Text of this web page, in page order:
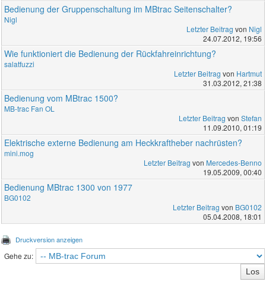
Bedienung der Gruppenschaltung im MBtrac Seitenschalter?
Nigl
Letzter Beitrag von Nigl
24.07.2012, 19:56
Wie funktioniert die Bedienung der Rückfahreinrichtung?
salatfuzzi
Letzter Beitrag von Hartmut
31.03.2012, 21:38
Bedienung vom MBtrac 1500?
MB-trac Fan OL
Letzter Beitrag von Stefan
11.09.2010, 01:19
Elektrische externe Bedienung am Heckkraftheber nachrüsten?
mini.mog
Letzter Beitrag von Mercedes-Benno
19.05.2009, 00:40
Bedienung MBtrac 1300 von 1977
BG0102
Letzter Beitrag von BG0102
05.04.2008, 18:01
Druckversion anzeigen
Gehe zu: